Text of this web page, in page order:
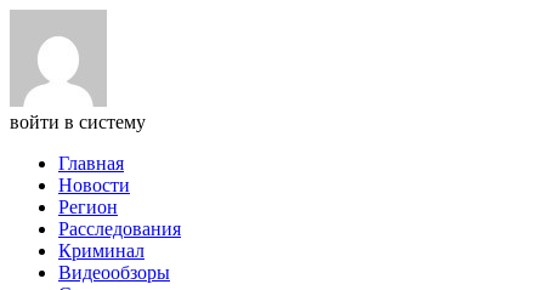
войти в систему
Главная
Новости
Регион
Расследования
Криминал
Видеообзоры